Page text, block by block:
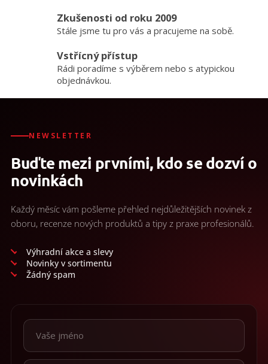
Zkušenosti od roku 2009
Stále jsme tu pro vás a pracujeme na sobě.
Vstřícný přístup
Rádi poradíme s výběrem nebo s atypickou
objednávkou.
NEWSLETTER
Buďte mezi prvními, kdo se dozví o
novinkách
Každý měsíc vám pošleme přehled nejdůležitějších novinek z
oboru, recenze nových produktů a tipy z praxe profesionálů.
Výhradní akce a slevy
Novinky v sortimentu
Žádný spam